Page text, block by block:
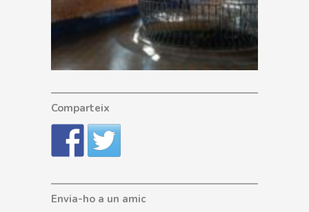
Comparteix
Envia-ho a un amic